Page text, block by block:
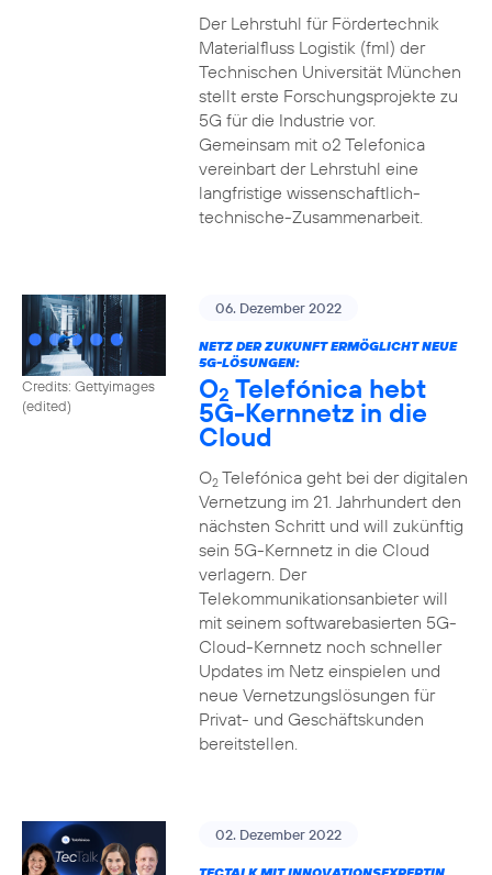
Der Lehrstuhl für Fördertechnik
Materialfluss Logistik (fml) der
Technischen Universität München
stellt erste Forschungsprojekte zu
5G für die Industrie vor.
Gemeinsam mit o2 Telefonica
vereinbart der Lehrstuhl eine
langfristige wissenschaftlich-
technische-Zusammenarbeit.
Credits: Gettyimages
(edited)
06. Dezember 2022
NETZ DER ZUKUNFT ERMÖGLICHT NEUE
5G-LÖSUNGEN:
O2 Telefónica hebt
5G-Kernnetz in die
Cloud
O2Telefónica geht bei der digitalen
Vernetzung im 21. Jahrhundert den
nächsten Schritt und will zukünftig
sein 5G-Kernnetz in die Cloud
verlagern. Der
Telekommunikationsanbieter will
mit seinem softwarebasierten 5G-
Cloud-Kernnetz noch schneller
Updates im Netz einspielen und
neue Vernetzungslösungen für
Privat- und Geschäftskunden
bereitstellen.
02. Dezember 2022